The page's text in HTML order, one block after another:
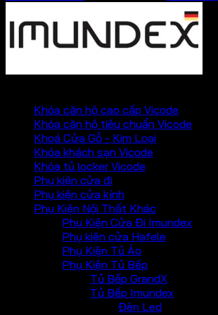
Khóa căn hộ cao cấp Vicode
Khóa căn hộ tiêu chuẩn Vicode
Khoá Cửa Gỗ - Kim Loại
Khóa khách sạn Vicode
Khóa tủ locker Vicode
Phụ kiện cửa đi
Phụ kiện cửa kính
Phụ Kiện Nội Thất Khác
Phụ Kiện Cửa Đi Imundex
Phụ kiện cửa Hafele
Phụ Kiện Tủ Áo
Phụ Kiện Tủ Bếp
Tủ Bếp GrandX
Tủ Bếp Imundex
Đèn Led